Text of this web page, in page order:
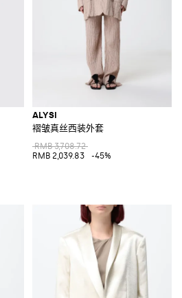
ALYSI
褶皱真丝西装外套
RMB 3,708.72
RMB 2,039.83
-45%